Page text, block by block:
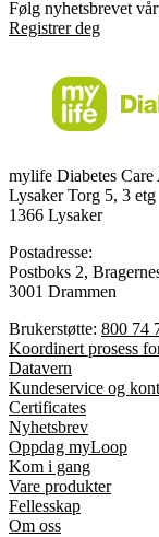
Følg nyhetsbrevet
Registrer deg
mylife Diabetes Care
Lysaker Torg 5, 3 etg
1366 Lysaker
Postadresse:
Postboks 2,
3001 Drammen
Brukerstøtte: 800 74
Koordinert prosess
Datavern
Kundeservice og
Certificates
Nyhetsbrev
Oppdag myLoop
Kom i gang
Vare produkter
Fellesskap
Om oss